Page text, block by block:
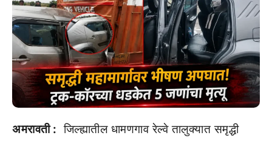
अमरावती : जिल्ह्यातील धामणगाव रेल्वे तालुक्यात समृद्धी